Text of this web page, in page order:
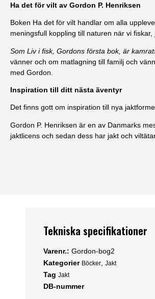
Ha det för vilt av Gordon P. Henriksen
Boken Ha det för vilt handlar om alla
meningsfull koppling till naturen när vi
Som Liv i fisk, Gordons första bok, är
vänner och om matlagning till familj och
med Gordon.
Inspiration till ditt nästa äventyr
Det finns gott om inspiration till nya
Gordon P. Henriksen är en av Danmarks
jaktlicens och sedan dess har jakt och
Tekniska specifikationer
Varenr.: Gordon-bog2
Kategorier Böcker, Jakt
Tag Jakt
DB-nummer